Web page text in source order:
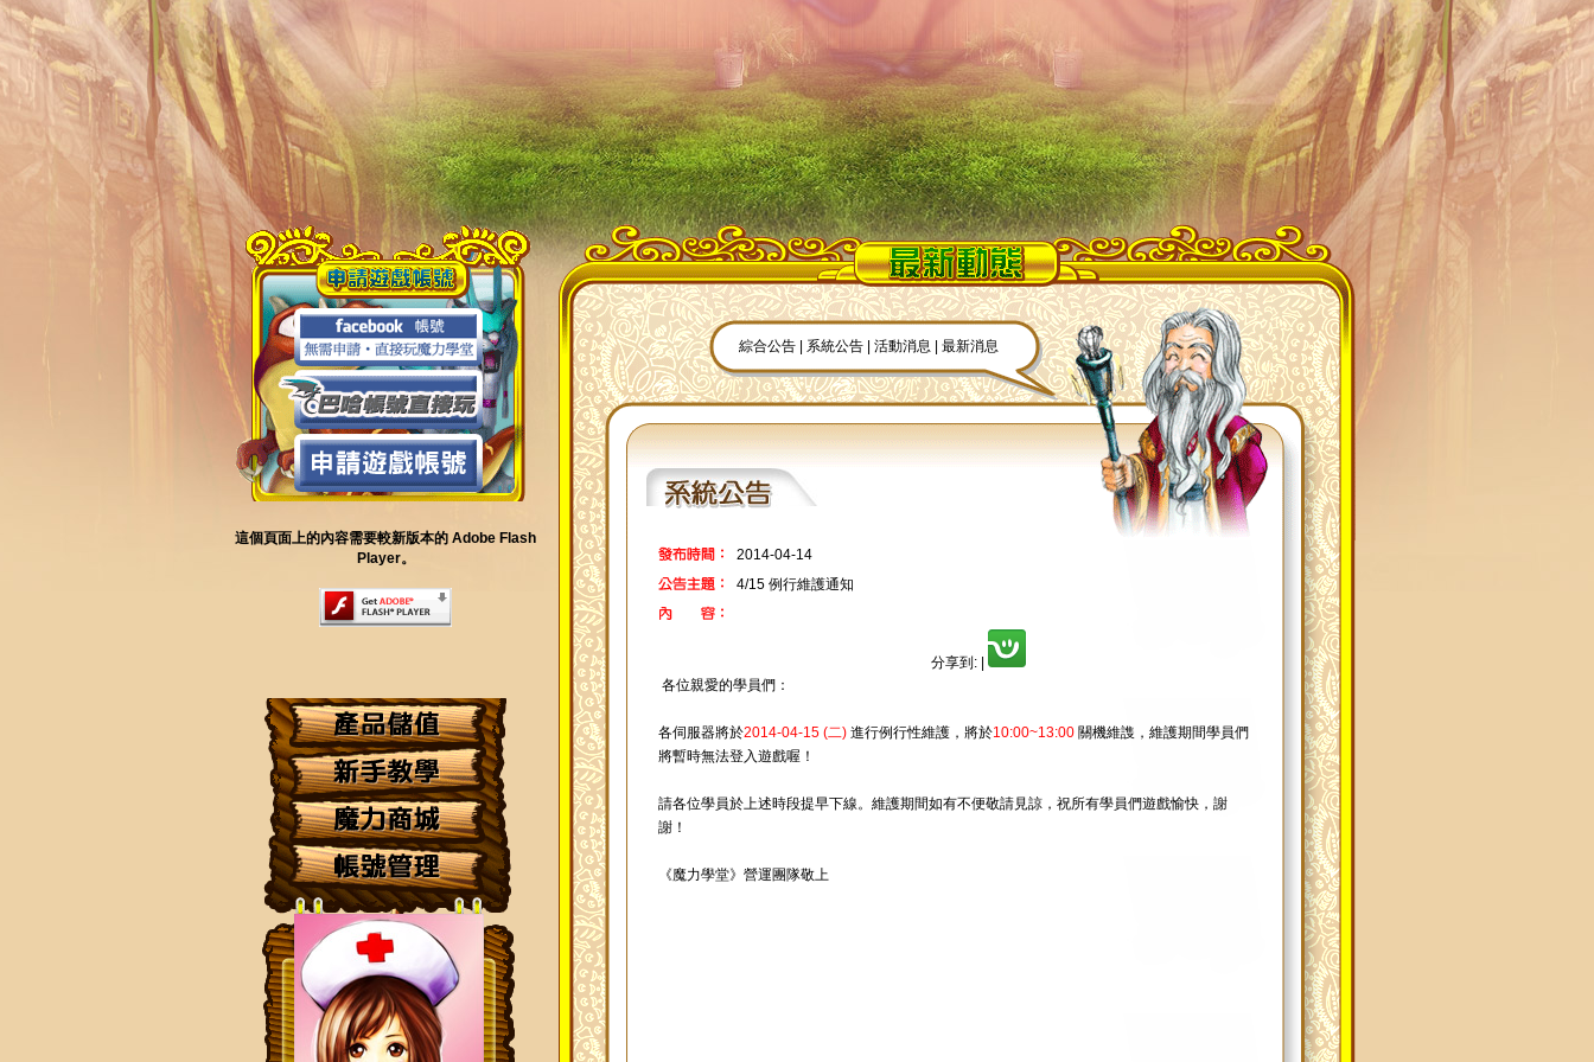
這個頁面上的內容需要較新版本的 Adobe Flash
Player。
綜合公告 系統公告 活動消息 最新消息
2014-04-14
4/15 例行維護通知
分享到:
各位親愛的學員們：
各伺服器將於2014-04-15 (二) 進行例行性維護，將於10:00~13:00 關機維謢，維護期間學員們
將暫時無法登入遊戲喔！
請各位學員於上述時段提早下線。維護期間如有不便敬請見諒，祝所有學員們遊戲愉快，謝
謝！
《魔力學堂》營運團隊敬上